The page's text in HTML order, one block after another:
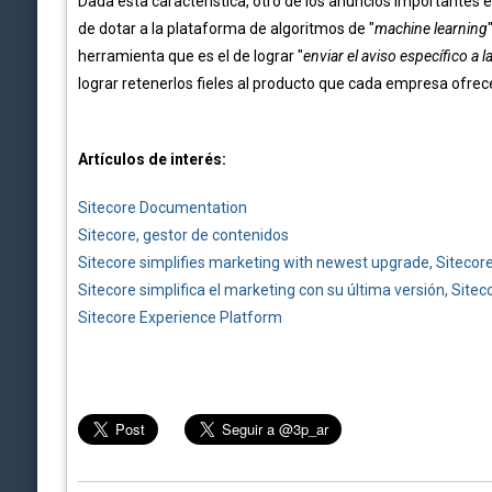
de dotar a la plataforma de algoritmos de "machine learning
herramienta que es el de lograr "enviar el aviso específico a
lograr retenerlos fieles al producto que cada empresa
Artículos de interés:
Sitecore Documentation
Sitecore, gestor de contenidos
Sitecore simplifies marketing with newest upgrade,
Sitecore simplifica el marketing con su última versión,
Sitecore Experience Platform